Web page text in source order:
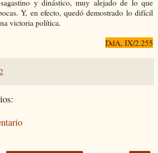
y dinástico, muy alejado de lo que
Y, en efecto, quedó demostrado lo difícil
victoria política.
DdA, IX/2.255